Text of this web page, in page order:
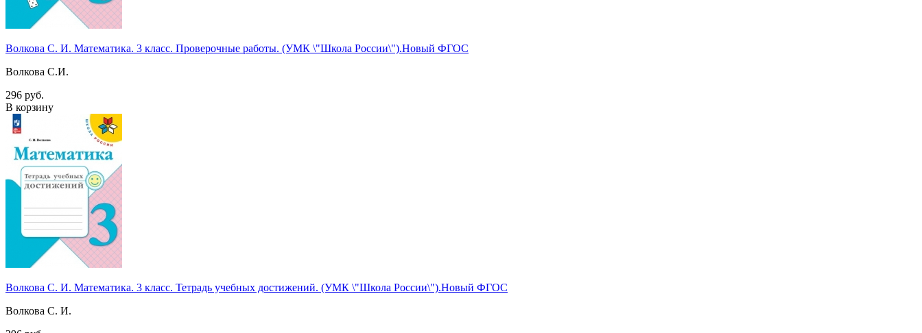
Волкова С. И. Математика. 3 класс. Проверочные работы. (УМК \"Школа России\").Новый ФГОС
Волкова С.И.
296 руб.
В корзину
Волкова С. И. Математика. 3 класс. Тетрадь учебных достижений. (УМК \"Школа России\").Новый ФГОС
Волкова С. И.